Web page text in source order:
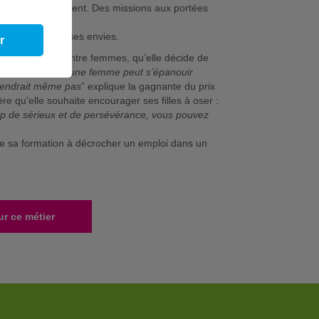
pour le bâtiment. Des missions aux portées
nous.
et à ses envies.
les coudes entre femmes, qu’elle décide de
l’idée qu’une femme peut s’épanouir
même pas” explique la gagnante du prix
qu’elle souhaite encourager ses filles à oser :
de sérieux et de persévérance, vous pouvez
sa formation à décrocher un emploi dans un
ce métier